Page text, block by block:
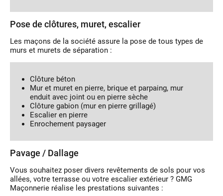
Pose de clôtures, muret, escalier
Les maçons de la société assure la pose de tous types de
murs et murets de séparation :
Clôture béton
Mur et muret en pierre, brique et parpaing, mur
enduit avec joint ou en pierre sèche
Clôture gabion (mur en pierre grillagé)
Escalier en pierre
Enrochement paysager
Pavage / Dallage
Vous souhaitez poser divers revêtements de sols pour vos
allées, votre terrasse ou votre escalier extérieur ? GMG
Maçonnerie réalise les prestations suivantes :